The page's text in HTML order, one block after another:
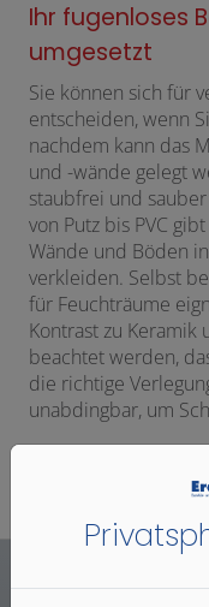
Ihr fugenloses
umgesetzt
Sie können sich für
entscheiden, wenn
nachdem kann das
und -wände gelegt
staubfrei und
von Putz bis PVC
Wände und Böden
verkleiden. Selbst
für Feuchträume
Kontrast zu Keramik
beachtet werden,
die richtige
unabdingbar, um